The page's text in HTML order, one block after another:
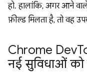
हो. हालांकि, अगर आने
फ़ील्ड मिलता है, तो वह
Chrome Dev
नई सुविधाओं को